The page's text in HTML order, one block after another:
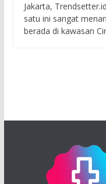
Jakarta,
satu ini sangat
berada di kawasan